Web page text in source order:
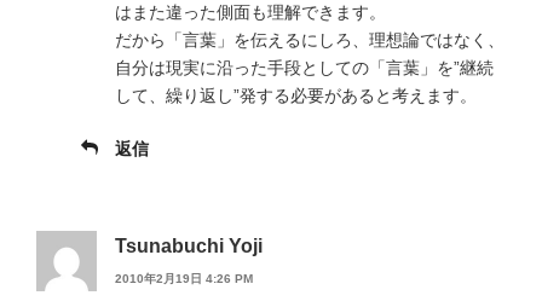
はまた違った側面も理解できます。
だから「言葉」を伝えるにしろ、理想論ではなく、
自分は現実に沿った手段としての「言葉」を”継続
して、繰り返し”発する必要があると考えます。
返信
Tsunabuchi Yoji
2010年2月19日 4:26 PM